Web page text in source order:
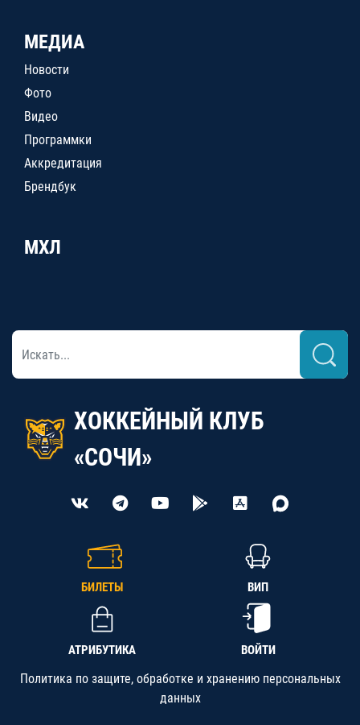
МЕДИА
Новости
Фото
Видео
Программки
Аккредитация
Брендбук
МХЛ
ХОККЕЙНЫЙ КЛУБ
«СОЧИ»
БИЛЕТЫ ВИП
АТРИБУТИКА ВОЙТИ
Политика по защите, обработке и хранению персональных
данных